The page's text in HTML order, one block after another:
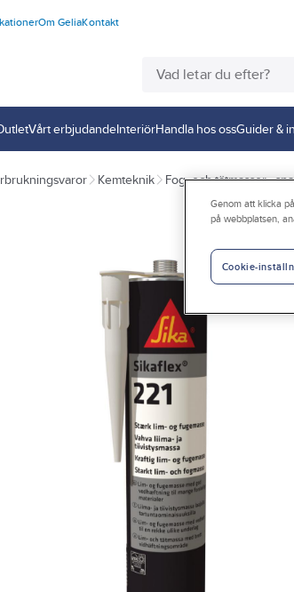
Om GeliaKontakt
Vårt erbjudandeInteriörHandla hos ossGuider &
Kemteknik Fog- och tätmassor -
Genom att klicka
på webbplatsen,
Cookie-